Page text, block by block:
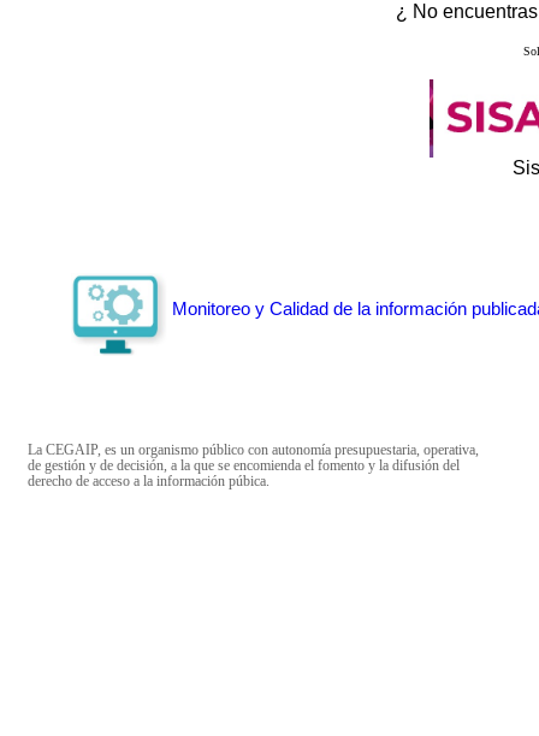
¿ No
Monitoreo y Calidad de la información
La CEGAIP, es un organismo público con autonomía presupuestaria, operativa,
de gestión y de decisión, a la que se encomienda el fomento y la difusión del
derecho de acceso a la información púbica.